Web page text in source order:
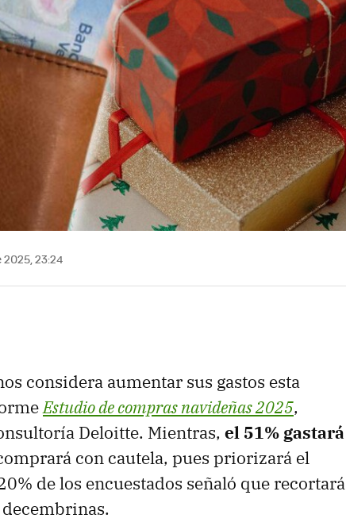
23:24
considera aumentar sus gastos esta
Estudio de compras navideñas 2025,
Deloitte. Mientras, el 51% gastará
con cautela, pues priorizará el
de los encuestados señaló que recortará